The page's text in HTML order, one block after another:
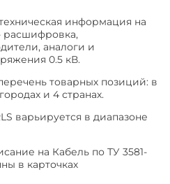
информация на
расшифровка,
аналоги и
0.5 кВ.
товарных позиций: в
и 4 странах.
варьируется в диапазоне
на Кабель по ТУ 3581-
в карточках